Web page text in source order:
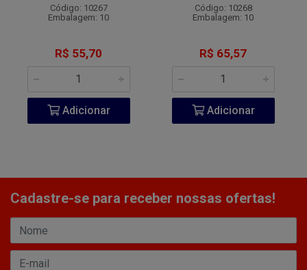
Código: 10267
Embalagem: 10
R$ 55,70
Adicionar
Código: 10268
Embalagem: 10
R$ 65,57
Adicionar
Cadastre-se para receber nossas ofertas!